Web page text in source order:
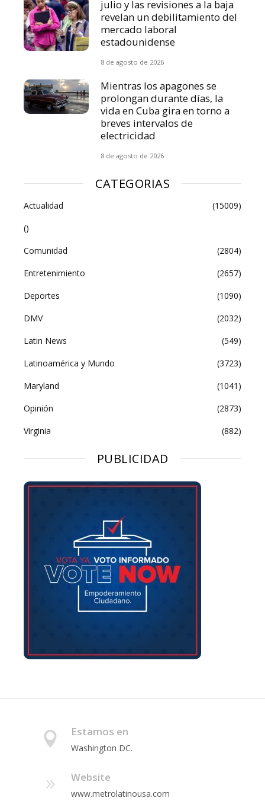
julio y las revisiones a la baja
revelan un debilitamiento del
mercado laboral
estadounidense
8 de agosto de 2026
Mientras los apagones se
prolongan durante días, la
vida en Cuba gira en torno a
breves intervalos de
electricidad
8 de agosto de 2026
CATEGORIAS
Actualidad
(15009)
()
Comunidad
(2804)
Entretenimiento
(2657)
Deportes
(1090)
DMV
(2032)
Latin News
(549)
Latinoamérica y Mundo
(3723)
Maryland
(1041)
Opinión
(2873)
Virginia
(882)
PUBLICIDAD
Estamos en
Washington DC.
Website
www.metrolatinousa.com